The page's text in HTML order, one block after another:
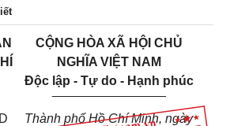
CỘNG HÒA XÃ HỘI CHỦ
NGHĨA VIỆT NAM
Độc lập - Tự do - Hạnh phúc
________________
Thành phố Hồ Chí Minh, ngày